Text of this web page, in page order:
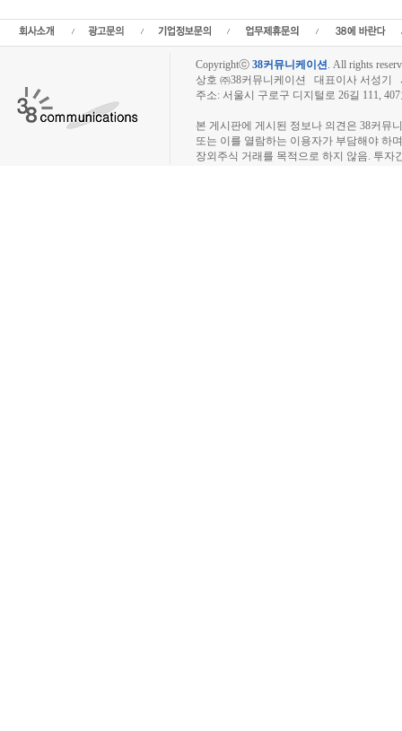
Copyrightⓒ 38커뮤니케이션. All rights
상호 ㈜38커뮤니케이션 대표이사 서성기
주소: 서울시 구로구 디지털로 26길 111,
본 게시판에 게시된 정보나 의견은 38커뮤
또는 이를 열람하는 이용자가 부담해야 하
장외주식 거래를 목적으로 하지 않음. 투